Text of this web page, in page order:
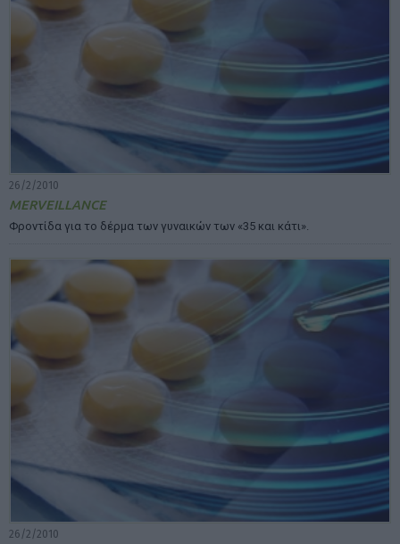
26/2/2010
MERVEILLANCE
Φροντίδα για το δέρµα των γυναικών των «35 και κάτι».
26/2/2010